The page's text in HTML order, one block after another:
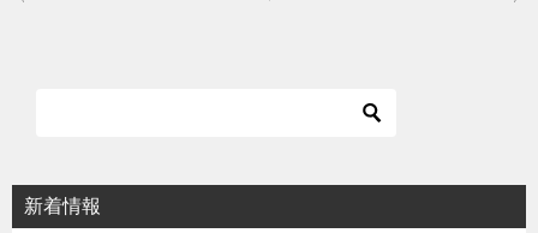
シ
ョ
新着情報